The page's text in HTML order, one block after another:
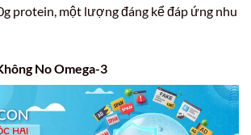
protein, một lượng đáng kể đáp ứng nhu
No Omega-3